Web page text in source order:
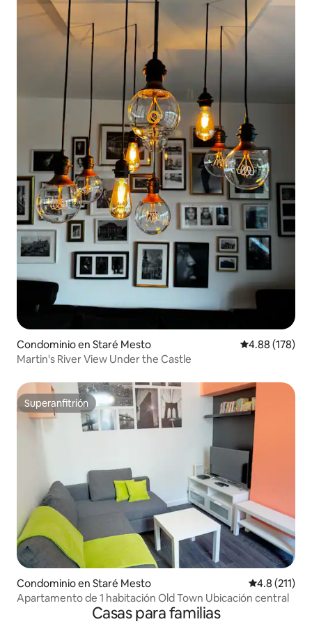
Condominio en Staré Mesto Calificación
4.88 (178)
Martin's River View Under the Castle
Superanfitrión
Superanfitrión
Condominio en Staré Mesto Calificación
4.8 (211)
Apartamento de 1 habitación Old Town Ubicación central
Casas para familias